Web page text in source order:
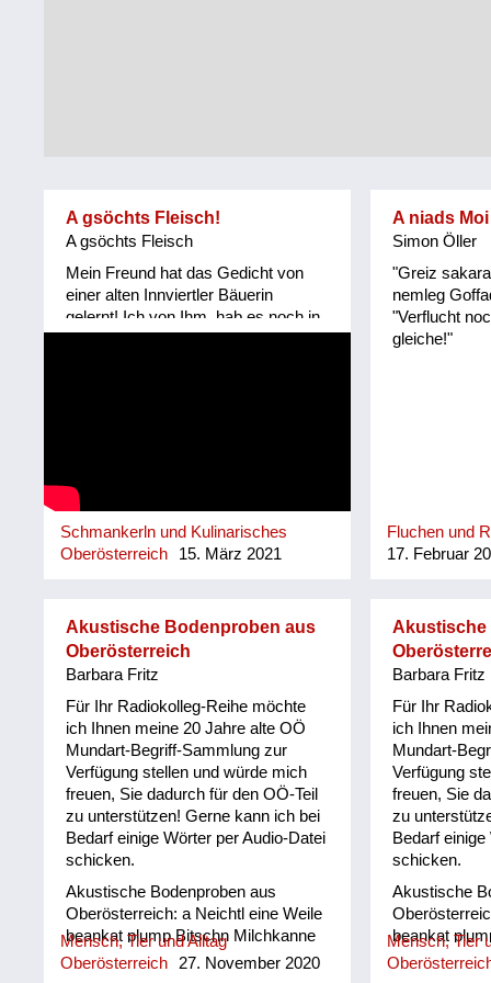
A gsöchts Fleisch!
A gsöchts Fleisch
Mein Freund hat das Gedicht von
einer alten Innviertler Bäuerin
gelernt! Ich von Ihm, hab es noch in
Schmankerln und Kulinarisches
Oberösterreich
15. März 2021
A niads Moi
Simon Öller
"Greiz
nemleg
"Verflucht
gleiche!"
Fluchen und
17. Februar
Akustische Bodenproben aus
Oberösterreich
Barbara Fritz
Für Ihr Radiokolleg-Reihe möchte
ich Ihnen meine 20 Jahre alte OÖ
Mundart-Begriff-Sammlung zur
Verfügung stellen und würde mich
freuen, Sie dadurch für den OÖ-Teil
zu unterstützen! Gerne kann ich bei
Bedarf einige Wörter per Audio-Datei
schicken.
Akustische Bodenproben aus
Oberösterreich: a Neichtl eine Weile
beankat plump Bitschn Milchkanne
böfeln/ böfön vor sich her schimpfen/
Mensch, Tier und Alltag
Oberösterreich
27. November 2020
Akustische
Barbara Fritz
Für Ihr
ich Ihnen
Mundart-
Verfügung
freuen, Sie
zu
Bedarf
schicken.
Akustische
beankat
böfeln/ böfön
Mensch, Tier